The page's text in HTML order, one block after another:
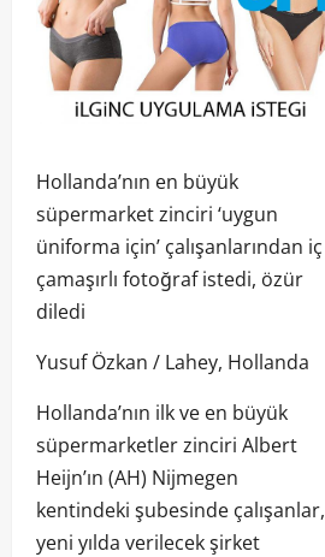
Hollanda’nın en büyük
süpermarket zinciri ‘uygun
üniforma için’ çalışanlarından iç
çamaşırlı fotoğraf istedi, özür
diledi
Yusuf Özkan / Lahey, Hollanda
Hollanda’nın ilk ve en büyük
süpermarketler zinciri Albert
Heijn’ın (AH) Nijmegen
kentindeki şubesinde çalışanlar,
yeni yılda verilecek şirket